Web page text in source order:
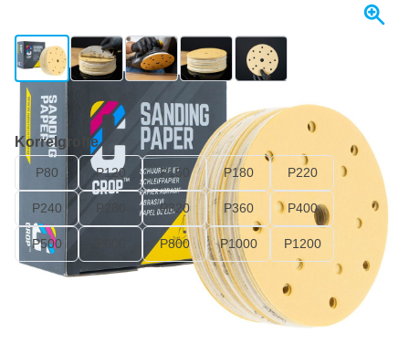
View larger imageView larger imageView larger imageView larger imageView larger image
+8
Op voorraad
Korrelgrofte
P80 P120 P150 P180 P220
P240 P280 P320 P360 P400
P500 P800 P1000 P1200